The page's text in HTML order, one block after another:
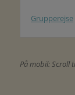
Grupperejse
På mobil: Scroll